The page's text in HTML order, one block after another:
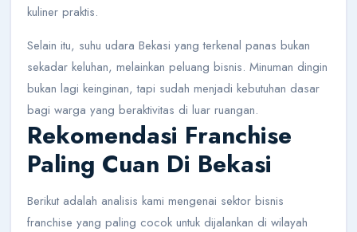
kuliner praktis.
Selain itu, suhu udara Bekasi yang terkenal panas bukan
sekadar keluhan, melainkan peluang bisnis. Minuman dingin
bukan lagi keinginan, tapi sudah menjadi kebutuhan dasar
bagi warga yang beraktivitas di luar ruangan.
Rekomendasi Franchise
Paling Cuan Di Bekasi
Berikut adalah analisis kami mengenai sektor bisnis
franchise yang paling cocok untuk dijalankan di wilayah